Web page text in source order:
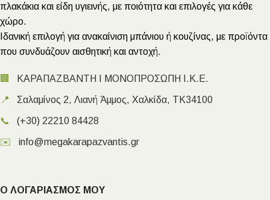
πλακάκια και είδη υγιεινής, με ποιότητα και επιλογές για κάθε
χώρο.
Ιδανική επιλογή για ανακαίνιση μπάνιου ή κουζίνας, με προϊόντα
που συνδυάζουν αισθητική και αντοχή.
🏢 ΚΑΡΑΠΑΖΒΑΝΤΗ Ι ΜΟΝΟΠΡΟΣΩΠΗ Ι.Κ.Ε.
📍 Σαλαμίνος 2, Λιανή Άμμος, Χαλκίδα, ΤΚ34100
📞 (+30) 22210 84428
✉️ info@megakarapazvantis.gr
Ο ΛΟΓΑΡΙΑΣΜΟΣ ΜΟΥ